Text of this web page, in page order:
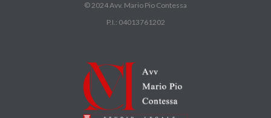
© 2024 Avv. Mario Pio Contessa
P.I.: 04013761202